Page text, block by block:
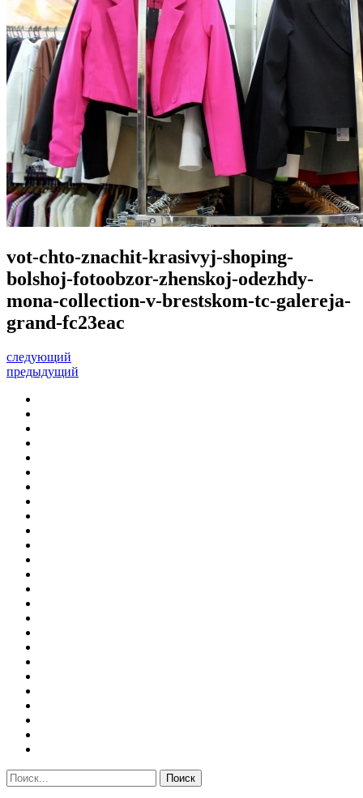
vot-chto-znachit-krasivyj-shoping-
bolshoj-fotoobzor-zhenskoj-odezhdy-
mona-collection-v-brestskom-tc-galereja-
grand-fc23eac
следующий
предыдущий